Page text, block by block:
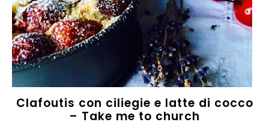
Clafoutis con ciliegie e latte di cocco
– Take me to church